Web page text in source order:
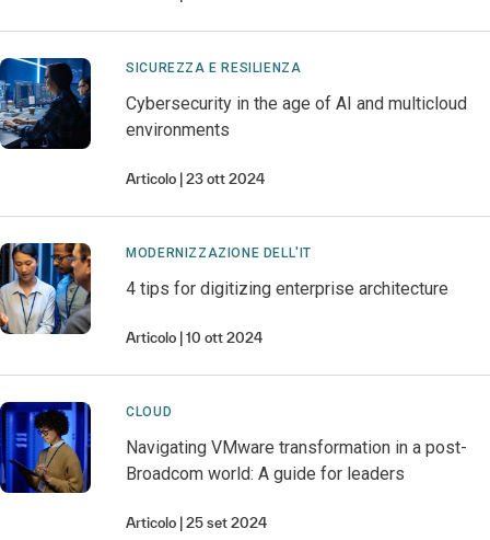
SICUREZZA E RESILIENZA
Cybersecurity in the age of AI and multicloud
environments
Articolo 23 ott 2024
MODERNIZZAZIONE DELL'IT
4 tips for digitizing enterprise architecture
Articolo 10 ott 2024
CLOUD
Navigating VMware transformation in a post-
Broadcom world: A guide for leaders
Articolo 25 set 2024